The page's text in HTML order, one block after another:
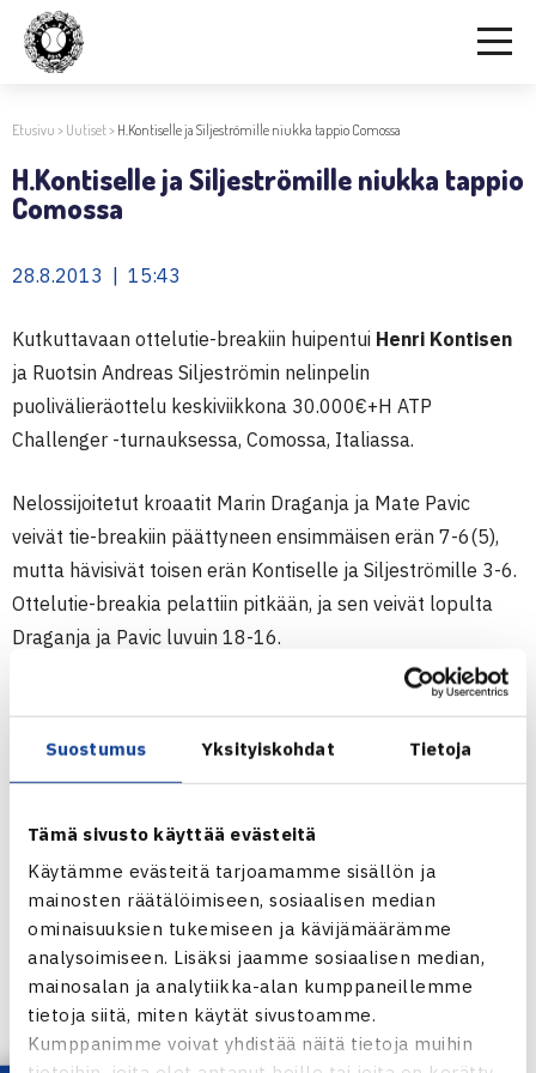
Suostumus Yksityiskohdat Tietoja
Tämä sivusto käyttää evästeitä
Käytämme evästeitä tarjoamamme sisällön ja
mainosten räätälöimiseen, sosiaalisen median
ominaisuuksien tukemiseen ja kävijämäärämme
analysoimiseen. Lisäksi jaamme sosiaalisen median,
mainosalan ja analytiikka-alan kumppaneillemme
tietoja siitä, miten käytät sivustoamme.
Kumppanimme voivat yhdistää näitä tietoja muihin
Etusivu > Uutiset> H.Kontiselle ja Siljeströmille niukka tappio Comossa
H.Kontiselle ja Siljeströmille niukka tappio
Comossa
28.8.2013 | 15:43
Kutkuttavaan ottelutie-breakiin huipentui Henri Kontisen
ja Ruotsin Andreas Siljeströmin nelinpelin
puolivälieräottelu keskiviikkona 30.000€+H ATP
Challenger -turnauksessa, Comossa, Italiassa.
Nelossijoitetut kroaatit Marin Draganja ja Mate Pavic
veivät tie-breakiin päättyneen ensimmäisen erän 7-6(5),
mutta hävisivät toisen erän Kontiselle ja Siljeströmille 3-6.
Ottelutie-breakia pelattiin pitkään, ja sen veivät lopulta
Draganja ja Pavic luvuin 18-16.
26.8.-1.9.2013 Como, Italia
Nelinpeli
Puolivälieriä: Marin Draganja/Mate Pavic Kroatia (4.) –
Henri Kontinen/Andreas
Siljeström Ruotsi 76(5) 36 [18-16]
Turnaus verkossa
Henri Kontisen verkkosivut